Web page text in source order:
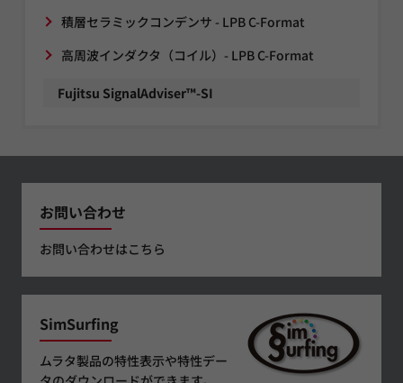
積層セラミックコンデンサ - LPB C-Format
高周波インダクタ（コイル）- LPB C-Format
Fujitsu SignalAdviser™-SI
お問い合わせ
お問い合わせはこちら
SimSurfing
ムラタ製品の特性表示や特性デー